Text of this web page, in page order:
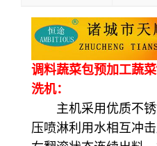
调料蔬菜包预加工蔬
洗机：
主机采用优质不锈
压喷淋利用水相互冲